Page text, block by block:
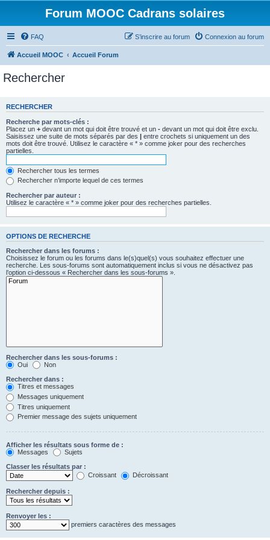
Forum MOOC Cadrans solaires
FAQ Connexion au forum
S’inscrire au forum
Accueil MOOC Accueil Forum
Rechercher
RECHERCHER
Recherche par mots-clés :
Placez un + devant un mot qui doit être trouvé et un - devant un mot qui doit être exclu.
Saisissez une suite de mots séparés par des | entre crochets si uniquement un des
mots doit être trouvé. Utilisez le caractère « * » comme joker pour des recherches
partielles.
Rechercher tous les termes
Rechercher n’importe lequel de ces termes
Rechercher par auteur :
Utilisez le caractère « * » comme joker pour des recherches partielles.
OPTIONS DE RECHERCHE
Rechercher dans les forums :
Choisissez le forum ou les forums dans le(s)quel(s) vous souhaitez effectuer une
recherche. Les sous-forums sont automatiquement inclus si vous ne désactivez pas
l’option ci-dessous « Rechercher dans les sous-forums ».
Rechercher dans les sous-forums :
Oui
Non
Rechercher dans :
Titres et messages
Messages uniquement
Titres uniquement
Premier message des sujets uniquement
Afficher les résultats sous forme de :
Messages
Sujets
Classer les résultats par :
Croissant
Décroissant
Rechercher depuis :
Renvoyer les :
premiers caractères des messages